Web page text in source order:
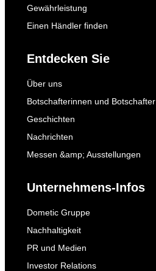
Gewährleistung
Einen Händler finden
Entdecken Sie
Über uns
Botschafterinnen und Botschafter
Geschichten
Nachrichten
Messen &amp; Ausstellungen
Unternehmens-Infos
Dometic Gruppe
Nachhaltigkeit
PR und Medien
Investor Relations